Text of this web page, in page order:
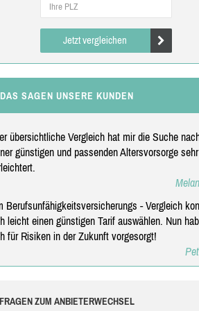
Jetzt vergleichen
DAS SAGEN UNSERE KUNDEN
übersichtliche Vergleich hat mir die Suche
günstigen und passenden Altersvorsorge sehr
Berufsunfähigkeitsversicherungs - Vergleich
leicht einen günstigen Tarif auswählen. Nun
für Risiken in der Zukunft vorgesorgt!
FRAGEN ZUM ANBIETERWECHSEL